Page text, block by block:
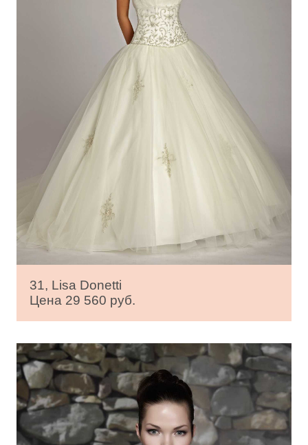
31, Lisa Donetti
Цена 29 560 руб.